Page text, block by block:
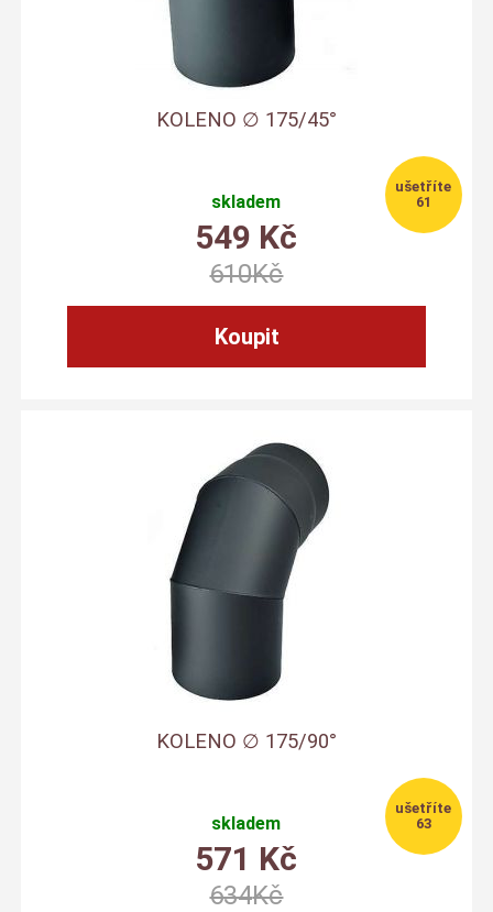
KOLENO ∅ 175/45°
skladem
549 Kč
61
610Kč
KOLENO ∅ 175/90°
skladem
571 Kč
63
634Kč